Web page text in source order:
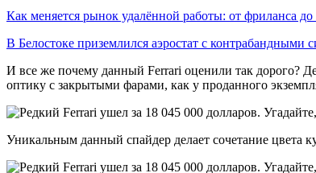
Как меняется рынок удалённой работы: от фриланса
В Белостоке приземлился аэростат с контрабандными
И все же почему данный Ferrari оценили так дорого?
оптику с закрытыми фарами, как у проданного
Уникальным данный спайдер делает сочетание цвета